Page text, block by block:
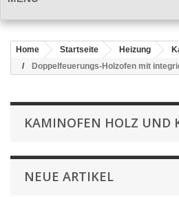
Home Startseite Heizung
Doppelfeuerungs-Holzofen mit
KAMINOFEN HOLZ UND
NEUE ARTIKEL